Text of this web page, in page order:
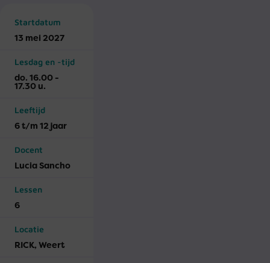
Startdatum
13 mei 2027
Lesdag en -tijd
do. 16.00 -
17.30 u.
Leeftijd
6 t/m 12 jaar
Docent
Lucia Sancho
Lessen
6
Locatie
RICK, Weert